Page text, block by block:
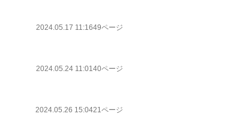
2024.05.17 11:1649ページ
2024.05.24 11:0140ページ
2024.05.26 15:0421ページ